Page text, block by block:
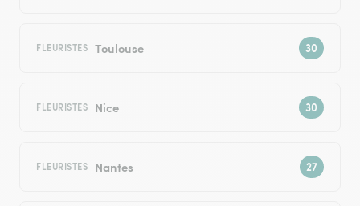
FLEURISTES Toulouse
FLEURISTES Nice
FLEURISTES Nantes